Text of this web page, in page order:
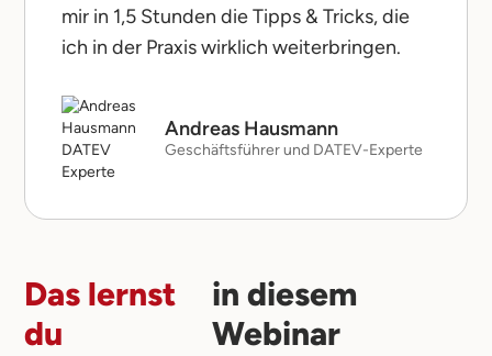
mir in 1,5 Stunden die Tipps & Tricks, die
ich in der Praxis wirklich weiterbringen.
Andreas Hausmann
Geschäftsführer und DATEV-Experte
Das lernst
du
in diesem
Webinar